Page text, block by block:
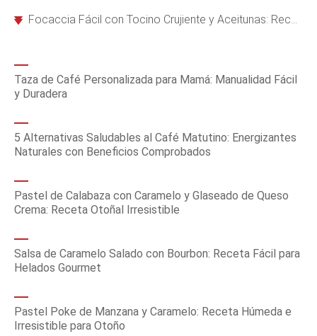
Focaccia Fácil con Tocino Crujiente y Aceitunas: Receta Irresistible
Taza de Café Personalizada para Mamá: Manualidad Fácil
y Duradera
5 Alternativas Saludables al Café Matutino: Energizantes
Naturales con Beneficios Comprobados
Pastel de Calabaza con Caramelo y Glaseado de Queso
Crema: Receta Otoñal Irresistible
Salsa de Caramelo Salado con Bourbon: Receta Fácil para
Helados Gourmet
Pastel Poke de Manzana y Caramelo: Receta Húmeda e
Irresistible para Otoño